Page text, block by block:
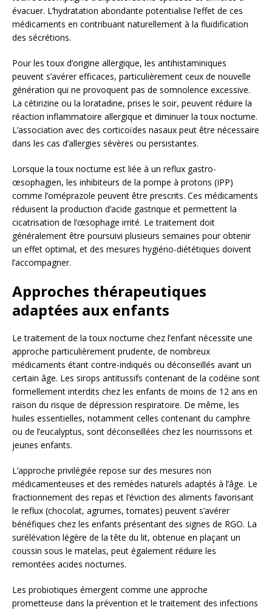
évacuer. L’hydratation abondante potentialise l’effet de ces
médicaments en contribuant naturellement à la fluidification
des sécrétions.
Pour les toux d’origine allergique, les antihistaminiques
peuvent s’avérer efficaces, particulièrement ceux de nouvelle
génération qui ne provoquent pas de somnolence excessive.
La cétirizine ou la loratadine, prises le soir, peuvent réduire la
réaction inflammatoire allergique et diminuer la toux nocturne.
L’association avec des corticoïdes nasaux peut être nécessaire
dans les cas d’allergies sévères ou persistantes.
Lorsque la toux nocturne est liée à un reflux gastro-
œsophagien, les inhibiteurs de la pompe à protons (IPP)
comme l’oméprazole peuvent être prescrits. Ces médicaments
réduisent la production d’acide gastrique et permettent la
cicatrisation de l’œsophage irrité. Le traitement doit
généralement être poursuivi plusieurs semaines pour obtenir
un effet optimal, et des mesures hygiéno-diététiques doivent
l’accompagner.
Approches thérapeutiques
adaptées aux enfants
Le traitement de la toux nocturne chez l’enfant nécessite une
approche particulièrement prudente, de nombreux
médicaments étant contre-indiqués ou déconseillés avant un
certain âge. Les sirops antitussifs contenant de la codéine sont
formellement interdits chez les enfants de moins de 12 ans en
raison du risque de dépression respiratoire. De même, les
huiles essentielles, notamment celles contenant du camphre
ou de l’eucalyptus, sont déconseillées chez les nourrissons et
jeunes enfants.
L’approche privilégiée repose sur des mesures non
médicamenteuses et des remèdes naturels adaptés à l’âge. Le
fractionnement des repas et l’éviction des aliments favorisant
le reflux (chocolat, agrumes, tomates) peuvent s’avérer
bénéfiques chez les enfants présentant des signes de RGO. La
surélévation légère de la tête du lit, obtenue en plaçant un
coussin sous le matelas, peut également réduire les
remontées acides nocturnes.
Les probiotiques émergent comme une approche
prometteuse dans la prévention et le traitement des infections